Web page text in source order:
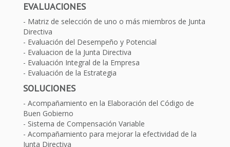
EVALUACIONES
Matriz de selección de uno o más miembros de Junta
Directiva
Evaluación del Desempeño y Potencial
Evaluacion de la Junta Directiva
Evaluación Integral de la Empresa
Evaluación de la Estrategia
SOLUCIONES
Acompañamiento en la Elaboración del Código de
Buen Gobierno
Sistema de Compensación Variable
Acompañamiento para mejorar la efectividad de la
Junta Directiva